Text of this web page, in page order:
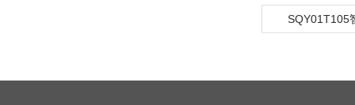
SQY01T105